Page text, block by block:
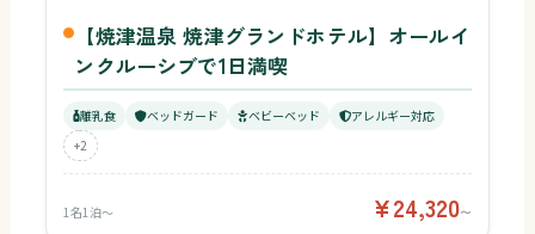
【焼津温泉 焼津グランドホテル】オールイ
ンクルーシブで1日満喫
離乳食 ベッドガード ベビーベッド
アレルギー対応
+2
1名1泊〜 ¥24,320〜
70キッズ